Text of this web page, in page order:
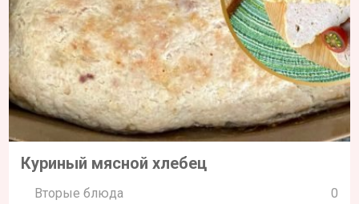
Куриный мясной хлебец
Вторые блюда 0